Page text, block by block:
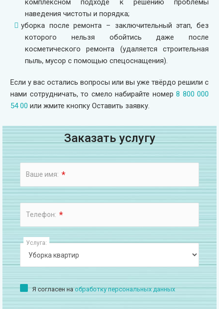
комплексном подходе к решению проблемы
наведения чистоты и порядка;
уборка после ремонта – заключительный этап, без
которого нельзя обойтись даже после
косметического ремонта (удаляется строительная
пыль, мусор с помощью спецоснащения).
Если у вас остались вопросы или вы уже твёрдо решили с
нами сотрудничать, то смело набирайте номер 8 800 000
54 00 или жмите кнопку Оставить заявку.
Заказать услугу
Ваше имя: *
Телефон: *
Услуга:
Я согласен наобработку персональных данных